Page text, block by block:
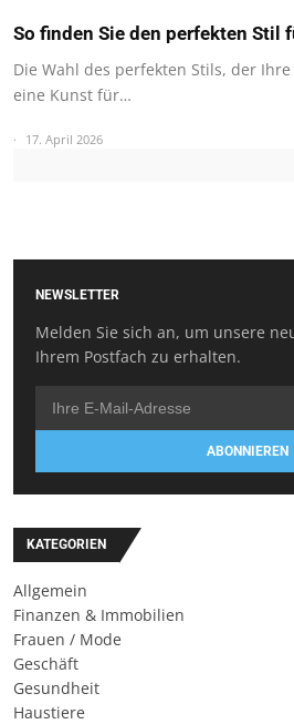
So finden Sie den perfekten Stil
Die Wahl des perfekten Stils, der
eine Kunst für…
17. April 2026
NEWSLETTER
Melden Sie sich an, um unsere
Ihrem Postfach zu erhalten.
ABONNIEREN
KATEGORIEN
Allgemein
Finanzen & Immobilien
Frauen / Mode
Geschäft
Gesundheit
Haustiere